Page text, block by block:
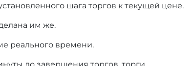
шага торгов к текущей цене.
им же.
реального времени.
до завершения торгов, торги